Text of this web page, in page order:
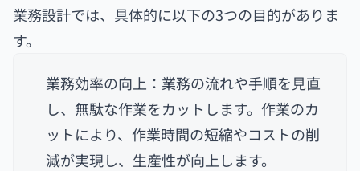
業務設計では、具体的に以下の3つの目的がありま
す。
業務効率の向上：業務の流れや手順を見直
し、無駄な作業をカットします。作業のカ
ットにより、作業時間の短縮やコストの削
減が実現し、生産性が向上します。